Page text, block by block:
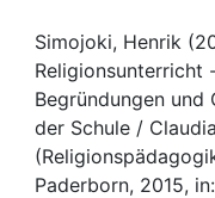
Simojoki, Henrik
Religionsunterricht
Begründungen und
der Schule /
Paderborn, 2015, in: